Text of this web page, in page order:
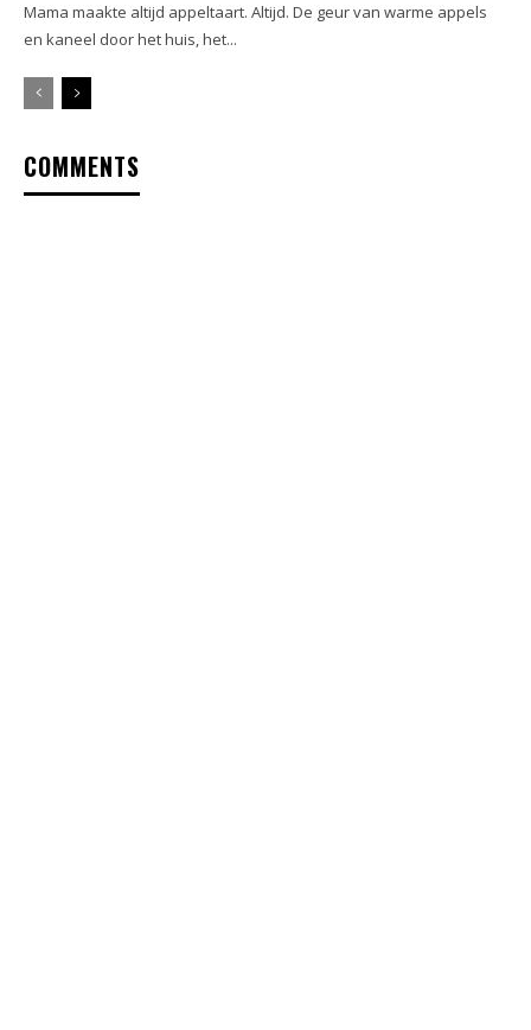
Mama maakte altijd appeltaart. Altijd. De geur van warme appels
en kaneel door het huis, het...
COMMENTS